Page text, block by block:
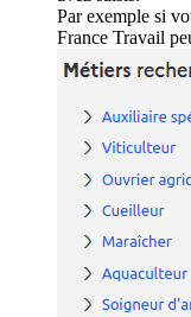
Par exemple si
France Travail